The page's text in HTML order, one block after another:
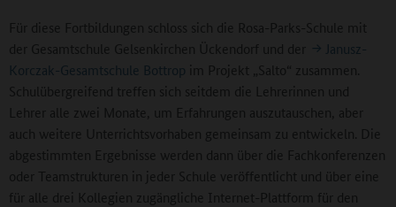
Für diese Fortbildungen schloss sich die Rosa-Parks-Schule mit
der Gesamtschule Gelsenkirchen Ückendorf und der
Janusz-
Korczak-Gesamtschule Bottrop im Projekt „Salto“ zusammen.
Schulübergreifend treffen sich seitdem die Lehrerinnen und
Lehrer alle zwei Monate, um Erfahrungen auszutauschen, aber
auch weitere Unterrichtsvorhaben gemeinsam zu entwickeln. Die
abgestimmten Ergebnisse werden dann über die Fachkonferenzen
oder Teamstrukturen in jeder Schule veröffentlicht und über eine
für alle drei Kollegien zugängliche Internet-Plattform für den